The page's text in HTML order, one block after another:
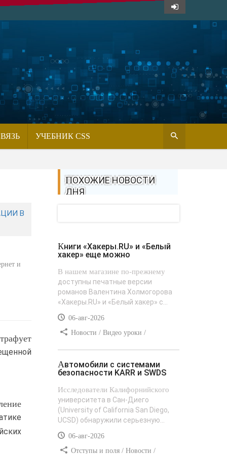
УЧЕБНИК CSS
В
и
ПОХОЖИЕ НОВОСТИ
ДНЯ
Книги «Хакеры.RU» и «Белый
хакер» еще можно
В нашем магазине по-прежнему
доступны печатные версии
романов Валентина Холмогорова
«Хакеры.RU» и «Белый хакер» с...
06-авг-2026
Новости / Видео уроки /
Автомобили с системами
безопасности KARR и SWDS
Исследователи Калифорнийского
университета в Сан-Диего
(University of California San Diego,
UCSD) обнаружили серьезную...
06-авг-2026
Отступы и поля / Новости /